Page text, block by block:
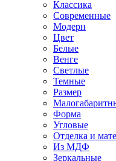
Классика
Современные
Модерн
Цвет
Белые
Венге
Светлые
Темные
Размер
Форма
Угловые
Отделка и
Из МДФ
Зеркальные